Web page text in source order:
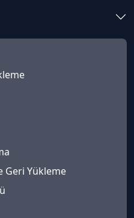
Geri Yükleme